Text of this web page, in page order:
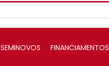
SEMINOVOS FINANCIAMENTOS